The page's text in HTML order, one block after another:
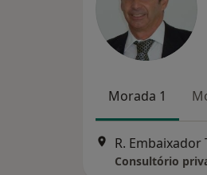
Morada 1
Consultório